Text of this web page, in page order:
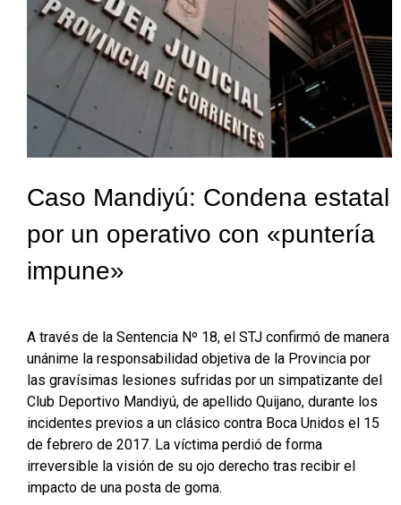
Caso Mandiyú: Condena estatal
por un operativo con «puntería
impune»
A través de la Sentencia Nº 18, el STJ confirmó de manera
unánime la responsabilidad objetiva de la Provincia por
las gravísimas lesiones sufridas por un simpatizante del
Club Deportivo Mandiyú, de apellido Quijano, durante los
incidentes previos a un clásico contra Boca Unidos el 15
de febrero de 2017. La víctima perdió de forma
irreversible la visión de su ojo derecho tras recibir el
impacto de una posta de goma.